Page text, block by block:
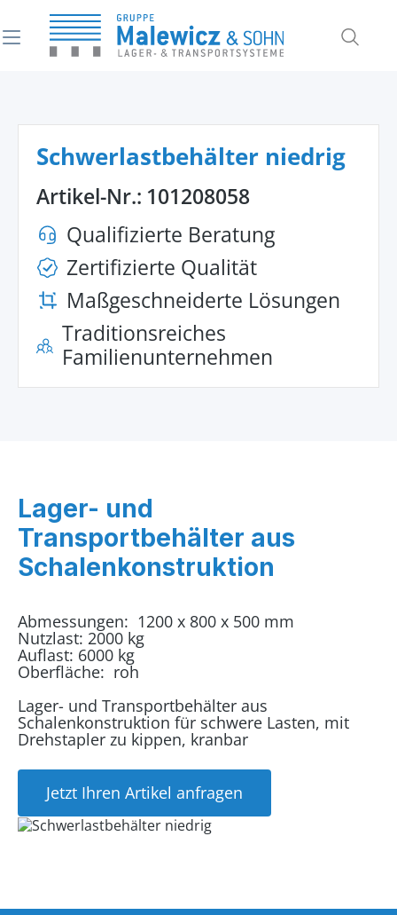
springen
Schwerlastbehälter niedrig
Artikel-Nr.: 101208058
Qualifizierte Beratung
Zertifizierte Qualität
Maßgeschneiderte Lösungen
Traditionsreiches
Familienunternehmen
Lager- und
Transportbehälter aus
Schalenkonstruktion
Abmessungen: 1200 x 800 x 500 mm
Nutzlast: 2000 kg
Auflast: 6000 kg
Oberfläche: roh
Lager- und Transportbehälter aus
Schalenkonstruktion für schwere Lasten, mit
Drehstapler zu kippen, kranbar
Jetzt Ihren Artikel anfragen